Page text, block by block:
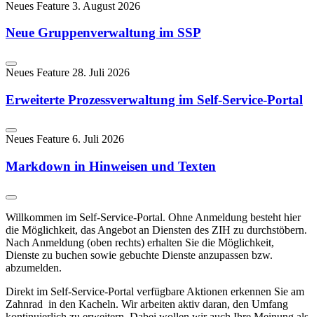
Neues Feature 3. August 2026
Neue Gruppenverwaltung im SSP
Neues Feature 28. Juli 2026
Erweiterte Prozessverwaltung im Self-Service-Portal
Neues Feature 6. Juli 2026
Markdown in Hinweisen und Texten
Willkommen im Self-Service-Portal. Ohne Anmeldung besteht hier
die Möglichkeit, das Angebot an Diensten des ZIH zu durchstöbern.
Nach Anmeldung (oben rechts) erhalten Sie die Möglichkeit,
Dienste zu buchen sowie gebuchte Dienste anzupassen bzw.
abzumelden.
Direkt im Self-Service-Portal verfügbare Aktionen erkennen Sie am
Zahnrad in den Kacheln. Wir arbeiten aktiv daran, den Umfang